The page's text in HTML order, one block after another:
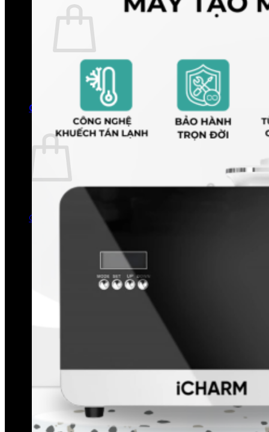
Chưa có sản phẩm trong giỏ hàng.
Quay trở lại cửa hàng
0
Giỏ hàng
Chưa có sản phẩm trong giỏ hàng.
Quay trở lại cửa hàng